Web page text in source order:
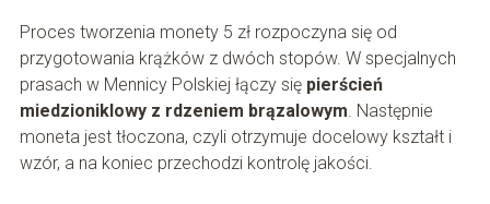
Proces tworzenia monety 5 zł rozpoczyna się od
przygotowania krążków z dwóch stopów. W specjalnych
prasach w Mennicy Polskiej łączy się pierścień
miedzioniklowy z rdzeniem brązalowym. Następnie
moneta jest tłoczona, czyli otrzymuje docelowy kształt i
wzór, a na koniec przechodzi kontrolę jakości.